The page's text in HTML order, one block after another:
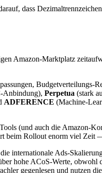
dass
Amazon-Marktplatz
Anbindung), Perpetua (stark
ADFERENCE (Machine-
(und auch die Amazon-
beim Rollout enorm viel
internationale Ads-
hohe ACoS-Werte, obwohl
gegenlesen und nutzen